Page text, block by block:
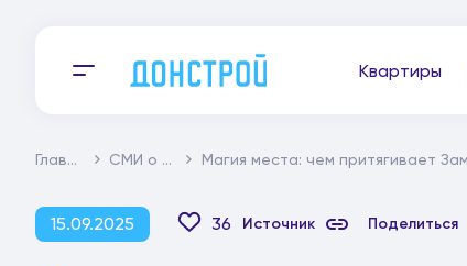
Квартиры
Главная СМИ о нас
15.09.2025 36 Источник Поделиться